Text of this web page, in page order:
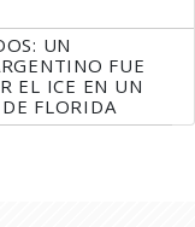
UN
FUE
EL ICE EN UN
FLORIDA